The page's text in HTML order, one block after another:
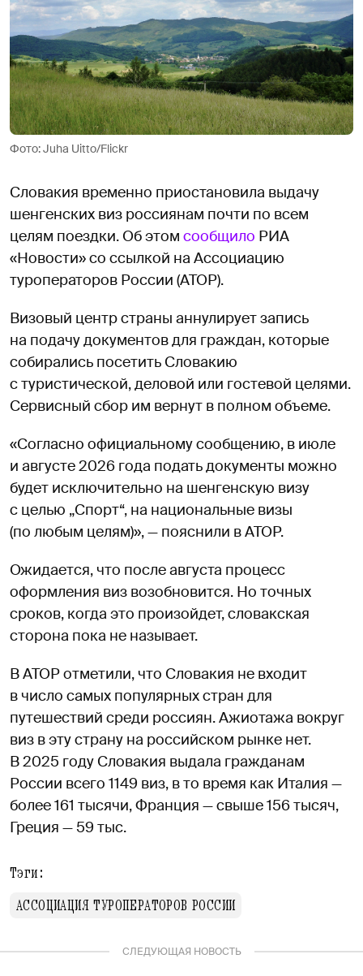
Фото: Juha Uitto/Flickr
Словакия временно приостановила выдачу
шенгенских виз россиянам почти по всем
целям поездки. Об этом сообщило РИА
«Новости» со ссылкой на Ассоциацию
туроператоров России (АТОР).
Визовый центр страны аннулирует запись
на подачу документов для граждан, которые
собирались посетить Словакию
с туристической, деловой или гостевой целями.
Сервисный сбор им вернут в полном объеме.
«Согласно официальному сообщению, в июле
и августе 2026 года подать документы можно
будет исключительно на шенгенскую визу
с целью „Спорт“, на национальные визы
(по любым целям)», — пояснили в АТОР.
Ожидается, что после августа процесс
оформления виз возобновится. Но точных
сроков, когда это произойдет, словакская
сторона пока не называет.
В АТОР отметили, что Словакия не входит
в число самых популярных стран для
путешествий среди россиян. Ажиотажа вокруг
виз в эту страну на российском рынке нет.
В 2025 году Словакия выдала гражданам
России всего 1149 виз, в то время как Италия —
более 161 тысячи, Франция — свыше 156 тысяч,
Греция — 59 тыс.
Тэги:
АССОЦИАЦИЯ ТУРОПЕРАТОРОВ РОССИИ
СЛЕДУЮЩАЯ НОВОСТЬ